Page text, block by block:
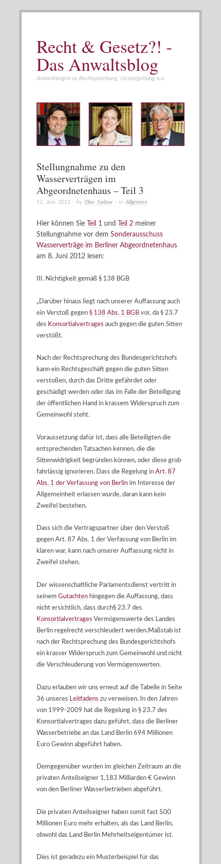
Recht & Gesetz?! -
Das Anwaltsblog
Anmerkungen zu Rechtsprechung, Gesetzgebung u.a.
Stellungnahme zu den
Wasserverträgen im
Abgeordnetenhaus – Teil 3
12. Juni 2012 · by Olav Sydow · in Allgemein
Hier können Sie Teil 1 und Teil 2 meiner
Stellungnahme vor dem Sonderausschuss
Wasserverträge im Berliner Abgeordnetenhaus
am 8. Juni 2012 lesen:
III. Nichtigkeit gemäß § 138 BGB
„Darüber hinaus liegt nach unserer Auffassung auch
ein Verstoß gegen § 138 Abs. 1 BGB vor, da § 23.7
des Konsortialvertrages auch gegen die guten Sitten
verstößt.
Nach der Rechtsprechung des Bundesgerichtshofs
kann ein Rechtsgeschäft gegen die guten Sitten
verstoßen, durch das Dritte gefährdet oder
geschädigt werden oder das im Falle der Beteiligung
der öffentlichen Hand in krassem Widerspruch zum
Gemeinwohl steht.
Voraussetzung dafür ist, dass alle Beteiligten die
entsprechenden Tatsachen kennen, die die
Sittenwidrigkeit begründen können, oder diese grob
fahrlässig ignorieren. Dass die Regelung in Art. 87
Abs. 1 der Verfassung von Berlin im Interesse der
Allgemeinheit erlassen wurde, daran kann kein
Zweifel bestehen.
Dass sich die Vertragspartner über den Verstoß
gegen Art. 87 Abs. 1 der Verfassung von Berlin im
klaren war, kann nach unserer Auffassung nicht in
Zweifel stehen.
Der wissenschaftliche Parlamentsdienst vertritt in
seinem Gutachten hingegen die Auffassung, dass
nicht ersichtlich, dass durch§ 23.7 des
Konsortialvertrages Vermögenswerte des Landes
Berlin regelrecht verschleudert werden.Maßstab ist
nach der Rechtsprechung des Bundesgerichtshofs
ein krasser Widerspruch zum Gemeinwohl und nicht
die Verschleuderung von Vermögenswerten.
Dazu erlauben wir uns erneut auf die Tabelle in Seite
36 unseres Leitfadens zu verweisen. In den Jahren
von 1999-2009 hat die Regelung in § 23.7 des
Konsortialvertrages dazu geführt, dass die Berliner
Wasserbetriebe an das Land Berlin 694 Millionen
Euro Gewinn abgeführt haben.
Demgegenüber wurden im gleichen Zeitraum an die
privaten Anteilseigner 1,183 Milliarden € Gewinn
von den Berliner Wasserbetrieben abgeführt.
Die privaten Anteilseigner haben somit fast 500
Millionen Euro mehr erhalten, als das Land Berlin,
obwohl das Land Berlin Mehrheitseigentümer ist.
Dies ist geradezu ein Musterbeispiel für das